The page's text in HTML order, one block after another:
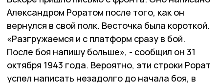
Александром Роратом после того, как он
вернулся в свой полк. Весточка была короткой.
«Разгружаемся и с платформ сразу в бой.
После боя напишу больше», - сообщил он 31
октября 1943 года. Вероятно, эти строки Рорат
успел написать незадолго до начала боя, в